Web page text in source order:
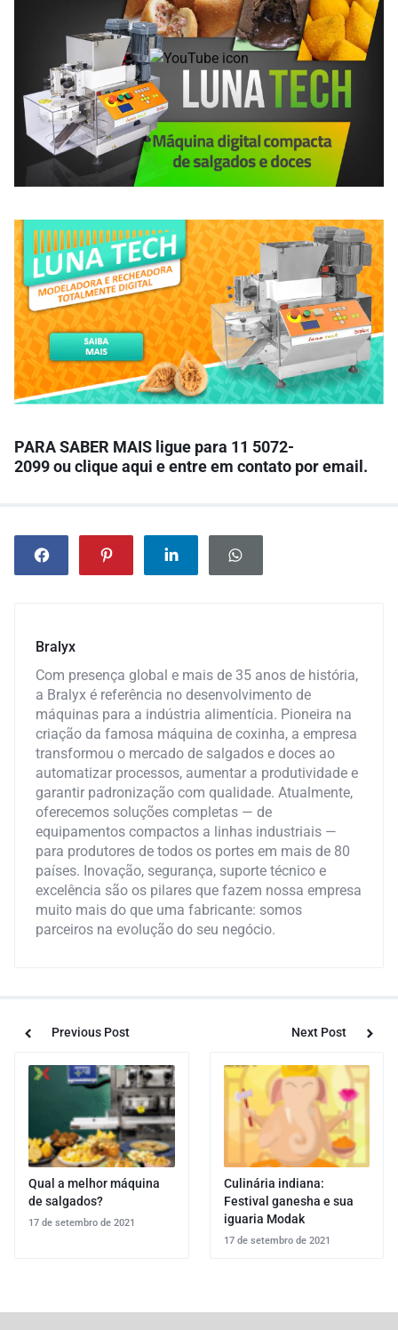
PARA SABER MAIS l igue para 11 5072-
2099ouclique aqui e entre em contato por email.
Bralyx
Com presença global e mais de 35 anos de história,
a Bralyx é referência no desenvolvimento de
máquinas para a indústria alimentícia. Pioneira na
criação da famosa máquina de coxinha, a empresa
transformou o mercado de salgados e doces ao
automatizar processos, aumentar a produtividade e
garantir padronização com qualidade. Atualmente,
oferecemos soluções completas — de
equipamentos compactos a linhas industriais —
para produtores de todos os portes em mais de 80
países. Inovação, segurança, suporte técnico e
excelência são os pilares que fazem nossa empresa
muito mais do que uma fabricante: somos
parceiros na evolução do seu negócio.
Previous Post Next Post
Qual a melhor máquina
de salgados?
17 de setembro de 2021
Culinária indiana:
Festival ganesha e sua
iguaria Modak
17 de setembro de 2021